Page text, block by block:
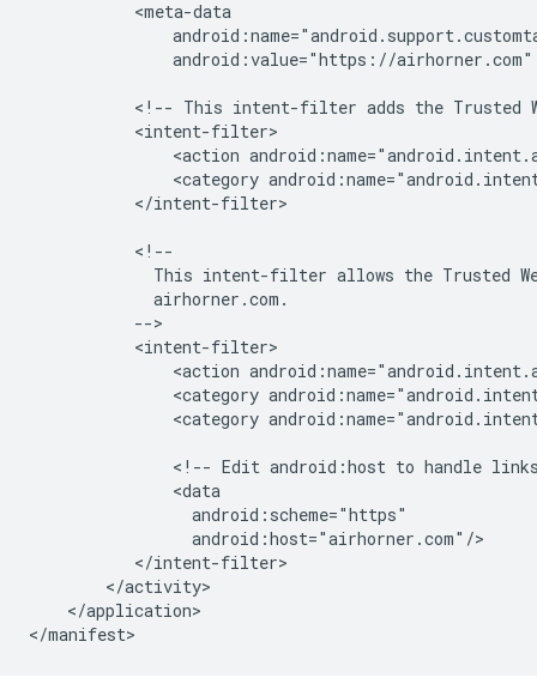
android:value="https://airhorner.com"
<!-- This intent-filter adds the Trusted
<action
<category
</intent-filter>
This intent-filter allows the Trusted
<action
<category
<category
<!-- Edit android:host to handle
</application>